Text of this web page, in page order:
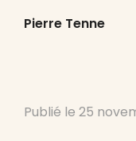
Pierre Tenne
Publié le 25